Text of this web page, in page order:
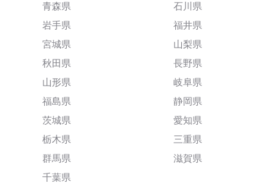
青森県
岩手県
宮城県
秋田県
山形県
福島県
茨城県
栃木県
群馬県
千葉県
石川県
福井県
山梨県
長野県
岐阜県
静岡県
愛知県
三重県
滋賀県